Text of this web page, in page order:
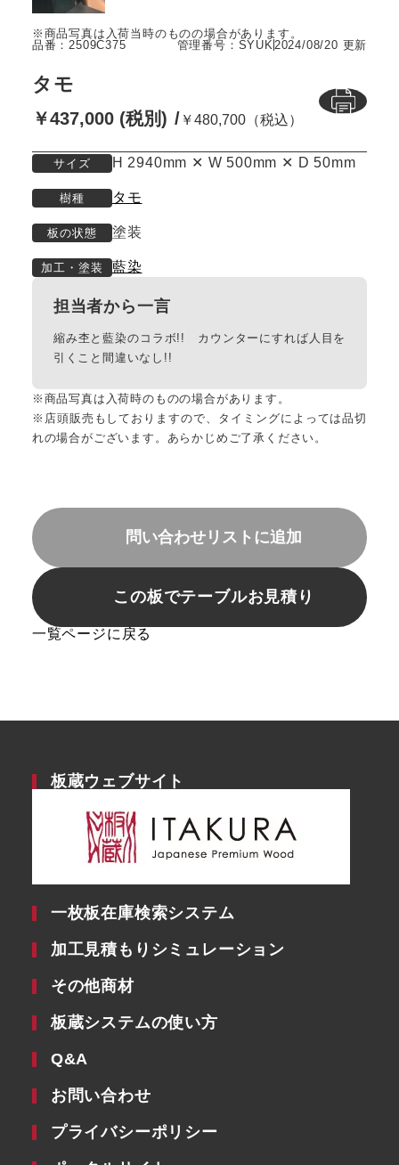
品番：2509C375 管理番号：SYUK2024/08/20 更新
タモ
￥437,000 (税別) ￥480,700（税込）
サイズ H 2940mm ✕ W 500mm ✕ D 50mm
樹種 タモ
板の状態 塗装
加工・塗装 藍染
担当者から一言
縮み杢と藍染のコラボ!! カウンターにすれば人目を
引くこと間違いなし!!
※商品写真は入荷時のものの場合があります。
※店頭販売もしておりますので、タイミングによっては品切
れの場合がございます。あらかじめご了承ください。
問い合わせリストに追加
この板でテーブルお見積り
一覧ページに戻る
板蔵ウェブサイト
一枚板在庫検索システム
加工見積もりシミュレーション
その他商材
板蔵システムの使い方
Q&A
お問い合わせ
プライバシーポリシー